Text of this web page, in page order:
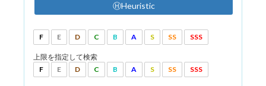
ⒽHeuristic
F E D C B A S SS SSS
上限を指定して検索
F
E D C B A S SS SSS